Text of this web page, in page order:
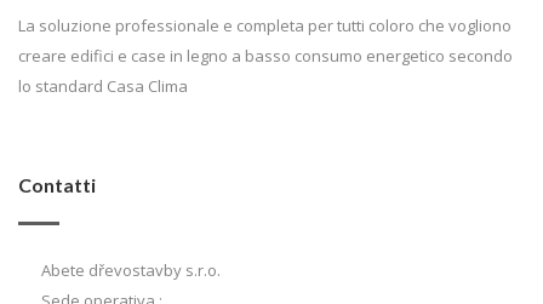
La soluzione professionale e completa per tutti coloro che vogliono
creare edifici e case in legno a basso consumo energetico secondo
lo standard Casa Clima
Contatti
Abete dřevostavby s.r.o.